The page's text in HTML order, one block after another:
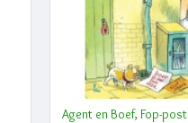
Agent en Boef, Fop-post